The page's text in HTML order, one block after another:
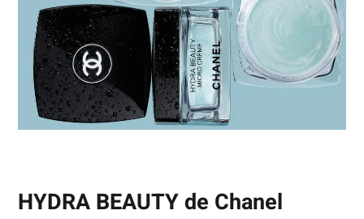
HYDRA BEAUTY de Chanel